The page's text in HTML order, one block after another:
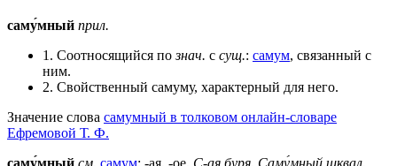
саму́мный прил.
1. Соотносящийся познач. с сущ.: самум, связанный с
ним.
2. Свойственный самуму, характерный для него.
Значение слова самумный в толковом онлайн-словаре
Ефремовой Т. Ф.
саму́мный см. самум; -ая, -ое. С-ая буря. Саму́мный шквал.